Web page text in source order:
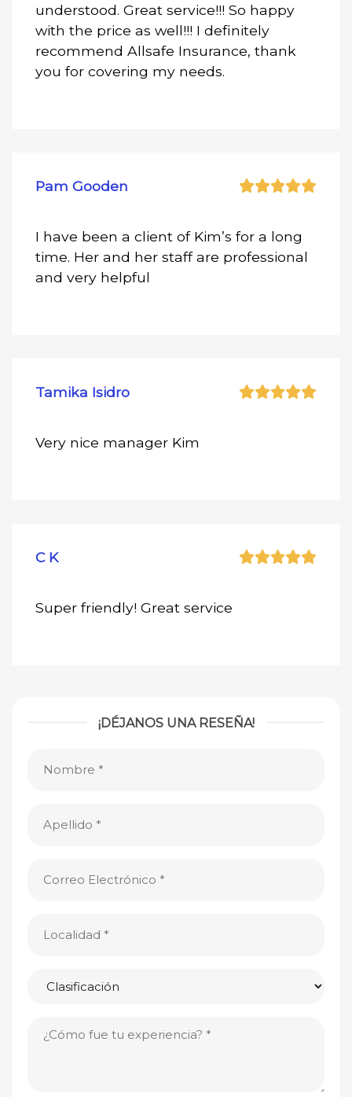
understood. Great service!!! So happy
with the price as well!!! I definitely
recommend Allsafe Insurance, thank
you for covering my needs.
Pam Gooden
I have been a client of Kim’s for a long
time. Her and her staff are professional
and very helpful
Tamika Isidro
Very nice manager Kim
C K
Super friendly! Great service
¡DÉJANOS UNA RESEÑA!
(Obligatorio)
(Obligatorio)
Electrónico
(Obligatorio)
fue